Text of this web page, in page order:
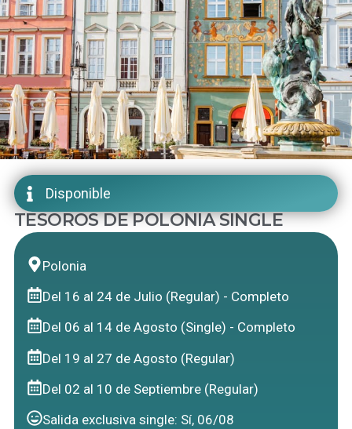
Disponible
TESOROS DE POLONIA SINGLE
Polonia
Del 16 al 24 de Julio (Regular) - Completo
Del 06 al 14 de Agosto (Single) - Completo
Del 19 al 27 de Agosto (Regular)
Del 02 al 10 de Septiembre (Regular)
Salida exclusiva single: Sí, 06/08